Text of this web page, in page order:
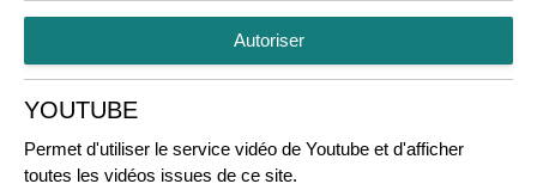
Autoriser
YOUTUBE
Permet d'utiliser le service vidéo de Youtube et d'afficher
toutes les vidéos issues de ce site.